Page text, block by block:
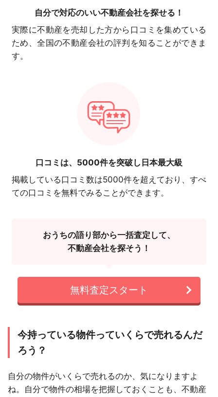
自分で対応のいい不動産会社を探せる！
実際に不動産を売却した方から口コミを集めている
ため、全国の不動産会社の評判を知ることができま
す。
口コミは、 5000件を突破し日本最大級
掲載している口コミ数は5000件を超えており、すべ
ての口コミを無料でみることができます。
おうちの語り部から一括査定して、
不動産会社を探そう！
無料査定スタート
今持っている物件っていくらで売れるんだ
ろう？
自分の物件がいくらで売れるのか、気になりますよ
ね。自分で物件の相場を把握しておくことも、不動産